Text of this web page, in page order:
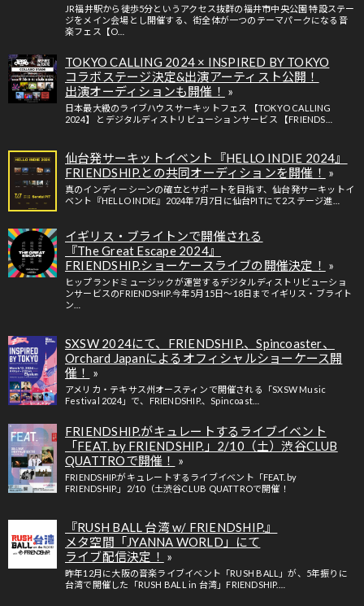
JR福井駅から徒歩5分というアクセス抜群の福井市中央公園 特設ステー
ジをメイン会場とし開催する、街全体が一つのテーマパークになる音
楽フェス【O…
TOKYO CALLING 2024 × INSPIRED BY TOKYO
コラボステージ決定&出演アーティスト公開！
出演オーディションも開催！
日本最大級のライブハウスサーキットフェス 【TOKYO CALLING
2024】 とデジタルディストリビューションサービス 【FRIENDS…
仙台発サーキットイベント『HELLO INDIE 2024』
FRIENDSHIP.との共同オーディションを開催！
真のインディーシーンの確立とサポートを目指す、仙台発サーキットイ
ベント『HELLO INDIE』2024年7月7日に仙台PITにて2ステージ進…
イギリス・ブライトンで開催される
『The Great Escape 2024』
FRIENDSHIP.ショーケースライブの開催決定！
ヒップランドミュージックが運営するデジタルディストリビューショ
ンサービスのFRIENDSHIP.今年5月15日～18日までイギリス・ブライト
ン…
SXSW 2024にて、FRIENDSHIP.、Spincoaster、
Orchard Japanによるオフィシャルショーケース開
催！
アメリカ・テキサス州オースティンで開催される「SXSW Music
Festival 2024」で、FRIENDSHIP.、Spincoast…
FRIENDSHIP.がキュレートするライブイベント
「FEAT. by FRIENDSHIP.」2/10（土）渋谷CLUB
QUATTROで開催！
FRIENDSHIP.がキュレートするライブイベント「FEAT. by
FRIENDSHIP.」2/10（土渋谷CLUB QUATTROで開催！
『RUSH BALL 台湾 w/ FRIENDSHIP.』
メタ空間「JYANNA WORLD」にて
ライブ配信決定！
昨年12月に大阪の音楽ライブイベント「RUSH BALL」が、5年振りに
台湾で開催した「RUSH BALL in 台湾」FRIENDSHIP.…